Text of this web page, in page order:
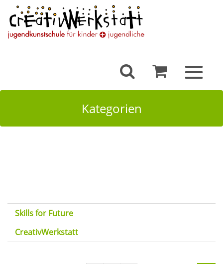
Toggle
Kategorien
Skills for Future
CreativWerkstatt